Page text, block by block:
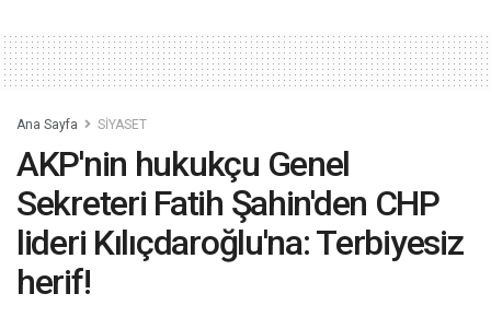
Ana Sayfa SİYASET
AKP'nin hukukçu Genel
Sekreteri Fatih Şahin'den CHP
lideri Kılıçdaroğlu'na: Terbiyesiz
herif!